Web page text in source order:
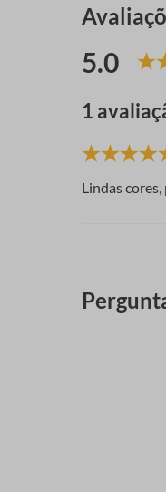
5.0
1
Lindas